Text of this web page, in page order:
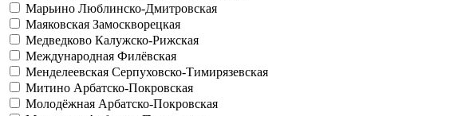
Марьино Люблинско-Дмитровская
Маяковская Замоскворецкая
Медведково Калужско-Рижская
Международная Филёвская
Менделеевская Серпуховско-Тимирязевская
Митино Арбатско-Покровская
Молодёжная Арбатско-Покровская